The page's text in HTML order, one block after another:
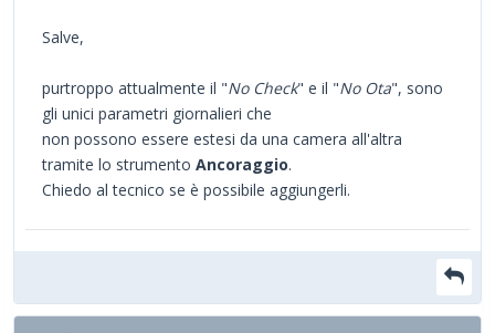
Salve,
purtroppo attualmente il "No Check" e il "No Ota", sono
gli unici parametri giornalieri che
non possono essere estesi da una camera all'altra
tramite lo strumento Ancoraggio.
Chiedo al tecnico se è possibile aggiungerli.